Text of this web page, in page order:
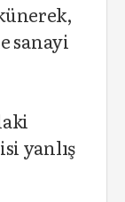
sanayi
yanlış